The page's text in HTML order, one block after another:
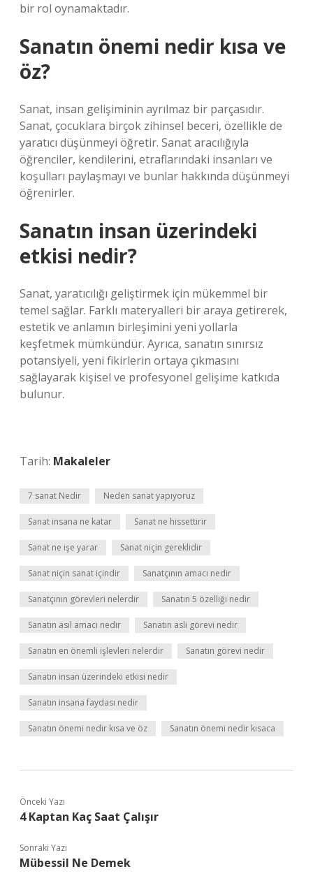
bir rol oynamaktadır.
Sanatın önemi nedir kısa ve
öz?
Sanat, insan gelişiminin ayrılmaz bir parçasıdır.
Sanat, çocuklara birçok zihinsel beceri, özellikle de
yaratıcı düşünmeyi öğretir. Sanat aracılığıyla
öğrenciler, kendilerini, etraflarındaki insanları ve
koşulları paylaşmayı ve bunlar hakkında düşünmeyi
öğrenirler.
Sanatın insan üzerindeki
etkisi nedir?
Sanat, yaratıcılığı geliştirmek için mükemmel bir
temel sağlar. Farklı materyalleri bir araya getirerek,
estetik ve anlamın birleşimini yeni yollarla
keşfetmek mümkündür. Ayrıca, sanatın sınırsız
potansiyeli, yeni fikirlerin ortaya çıkmasını
sağlayarak kişisel ve profesyonel gelişime katkıda
bulunur.
Tarih: Makaleler
7 sanat Nedir Neden sanat yapıyoruz
Sanat insana ne katar Sanat ne hissettirir
Sanat ne işe yarar Sanat niçin gereklidir
Sanat niçin sanat içindir Sanatçının amacı nedir
Sanatçının görevleri nelerdir Sanatın 5 özelliği nedir
Sanatın asıl amacı nedir Sanatın asli görevi nedir
Sanatın en önemli işlevleri nelerdir Sanatın görevi nedir
Sanatın insan üzerindeki etkisi nedir
Sanatın insana faydası nedir
Sanatın önemi nedir kısa ve öz Sanatın önemi nedir kısaca
Önceki Yazı
4 Kaptan Kaç Saat Çalışır
Sonraki Yazı
Mübessil Ne Demek